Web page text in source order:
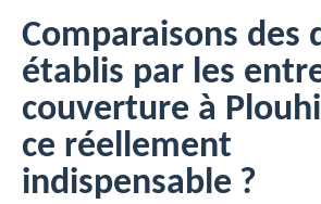
Comparaisons des
établis par les
couverture à
ce réellement
indispensable ?